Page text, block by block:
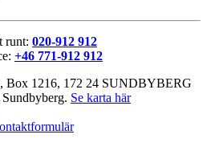
runt: 020-912 912
+46 771-912 912
Box 1216, 172 24 SUNDBYBERG
Se karta här